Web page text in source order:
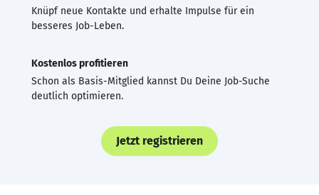
Knüpf neue Kontakte und erhalte Impulse für ein
besseres Job-Leben.
Kostenlos profitieren
Schon als Basis-Mitglied kannst Du Deine Job-Suche
deutlich optimieren.
Jetzt registrieren